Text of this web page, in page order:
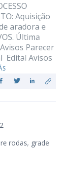
Aquisição
aradora e
Última
Parecer
Edital Avisos
rodas, grade